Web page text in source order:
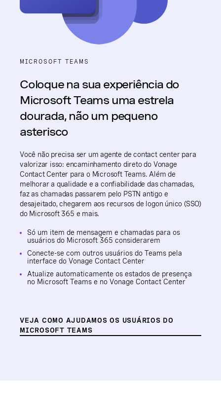
MICROSOFT TEAMS
Coloque na sua experiência do
Microsoft Teams uma estrela
dourada, não um pequeno
asterisco
Você não precisa ser um agente de contact center para
valorizar isso: encaminhamento direto do Vonage
Contact Center para o Microsoft Teams. Além de
melhorar a qualidade e a confiabilidade das chamadas,
faz as chamadas passarem pelo PSTN antigo e
desajeitado, chegarem aos recursos de logon único (SSO)
do Microsoft 365 e mais.
Só um item de mensagem e chamadas para os
usuários do Microsoft 365 considerarem
Conecte-se com outros usuários do Teams pela
interface do Vonage Contact Center
Atualize automaticamente os estados de presença
no Microsoft Teams e no Vonage Contact Center
VEJA COMO AJUDAMOS OS USUÁRIOS DO
MICROSOFT TEAMS